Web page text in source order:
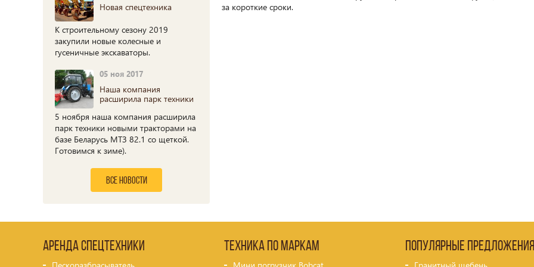
Новая спецтехника
К строительному сезону 2019
закупили новые колесные и
гусеничные экскаваторы.
05 ноя 2017
Наша компания
расширила парк техники
5 ноября наша компания расширила
парк техники новыми тракторами на
базе Беларусь МТЗ 82.1 со щеткой.
Готовимся к зиме).
все новости
за короткие сроки.
Аренда спецтехники Техника по маркам Популярные предложения